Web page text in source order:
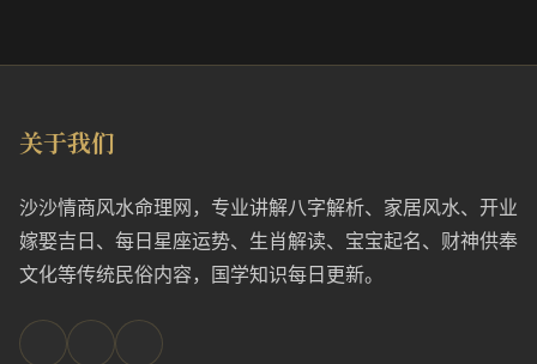
关于我们
沙沙情商风水命理网，专业讲解八字解析、家居风水、开业
嫁娶吉日、每日星座运势、生肖解读、宝宝起名、财神供奉
文化等传统民俗内容，国学知识每日更新。